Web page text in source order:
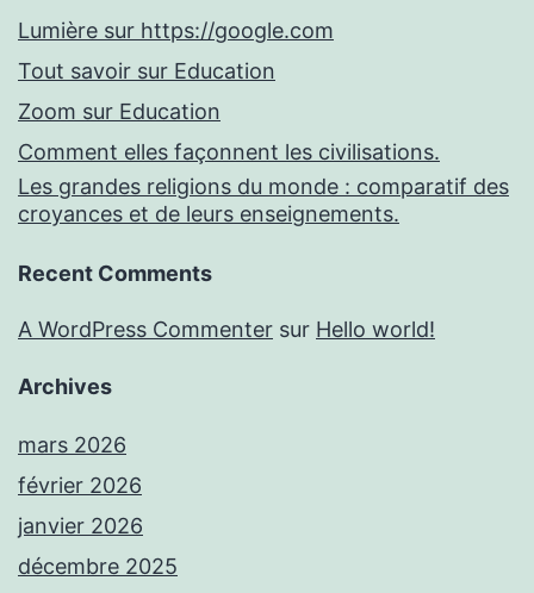
Lumière sur https://google.com
Tout savoir sur Education
Zoom sur Education
Comment elles façonnent les civilisations.
Les grandes religions du monde : comparatif des
croyances et de leurs enseignements.
Recent Comments
A WordPress Commenter sur Hello world!
Archives
mars 2026
février 2026
janvier 2026
décembre 2025